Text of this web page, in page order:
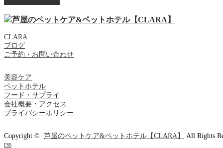
CLARA
ブログ
ご予約・お問い合わせ
美容ケア
ペットホテル
フード・サプライ
会社概要・アクセス
プライバシーポリシー
Copyright © 芦屋のペットケア&ペットホテル【CLARA】
All Rights
rss